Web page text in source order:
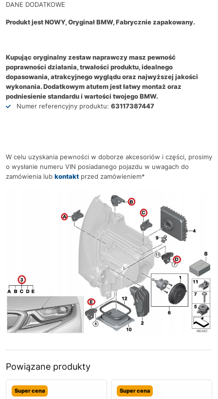
DANE DODATKOWE
Produkt jest NOWY, Oryginał BMW, Fabrycznie zapakowany.
Kupując oryginalny zestaw naprawczy masz pewność
poprawności działania, trwałości produktu, idealnego
dopasowania, atrakcyjnego wyglądu oraz najwyższej jakości
wykonania. Dodatkowym atutem jest łatwy montaż oraz
podniesienie standardu i wartości twojego BMW.
Numer referencyjny produktu: 63117387447
W celu uzyskania pewności w doborze akcesoriów i części, prosimy
o wysłanie numeru VIN posiadanego pojazdu w uwagach do
zamówienia lub kontakt przed zamówieniem*
Powiązane produkty
Super cena Super cena